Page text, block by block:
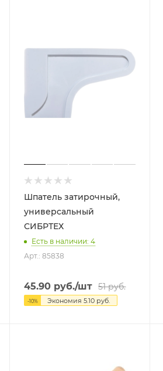
Шпатель затирочный,
универсальный
СИБРТЕХ
Есть в наличии: 4
Арт.: 85838
45.90 руб./шт 51руб.
-10% Экономия5.10 руб.